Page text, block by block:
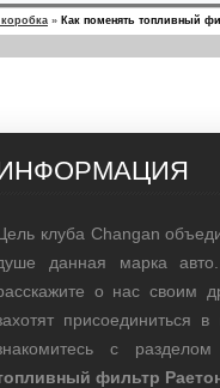
» Как поменять топливный
клуба Changan
данная марка
о нас своим
присоединиться
с
фильтр